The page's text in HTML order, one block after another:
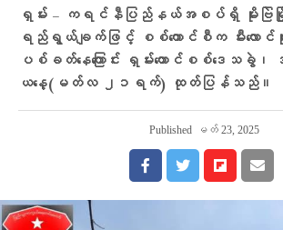
ရှမ်း – ကရင်နီပြည်နယ်အစပ်ရှိ မိုးဗြဲမြို့အ
ရည်ရွယ်ချက်ဖြင့် စစ်ကောင်စီက မီးလောင်ဗုံး
ပစ်ခတ်နေကြောင်း ရှမ်းတောင်စစ်ဒေသခွဲ
ယနေ့(မတ်လ ၂၁ရက်) ထုတ်ပြန်သည်။
Published မတ် 23, 2025